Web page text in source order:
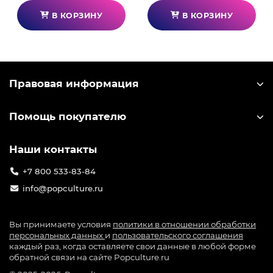
В КОРЗИНУ В КОРЗИНУ
Правовая информация
Помощь покупателю
Наши контакты
+7 800 533-83-84
info@popculture.ru
Вы принимаете условия политики в отношении обработки
персональных данных и пользовательского соглашения
каждый раз, когда оставляете свои данные в любой форме
обратной связи на сайте Popculture.ru